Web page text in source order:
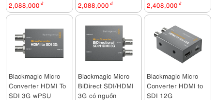
2,088,000 đ
2,088,000 đ
2,408,000 đ
Blackmagic Micro
Converter HDMI To
SDI 3G wPSU
Blackmagic Micro
BiDirect SDI/HDMI
3G có nguồn
Blackmagic Micro
Converter HDMI to
SDI 12G